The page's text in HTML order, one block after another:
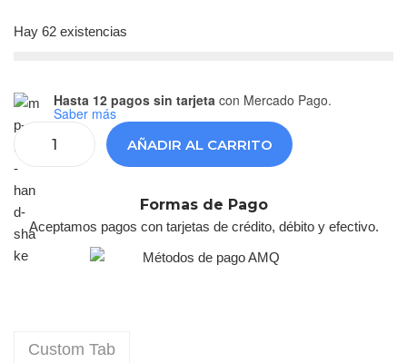
Hay 62 existencias
Hasta 12 pagos sin tarjetacon Mercado Pago.
Saber más
AÑADIR AL CARRITO
Formas de Pago
Aceptamos pagos con tarjetas de crédito, débito y efectivo.
Custom Tab